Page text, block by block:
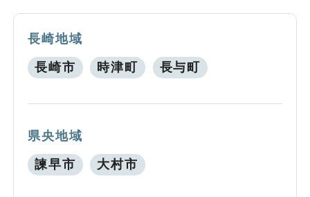
長崎地域
長崎市 時津町 長与町
県央地域
諫早市 大村市